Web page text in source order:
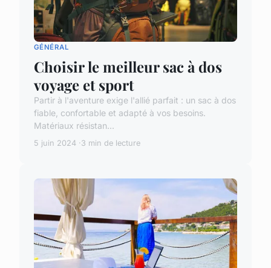
GÉNÉRAL
Choisir le meilleur sac à dos
voyage et sport
Partir à l'aventure exige l'allié parfait : un sac à dos
fiable, confortable et adapté à vos besoins.
Matériaux résistan...
5 juin 2024 3 min de lecture